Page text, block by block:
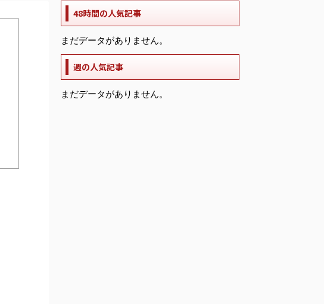
48時間の人気記事
まだデータがありません。
週の人気記事
まだデータがありません。